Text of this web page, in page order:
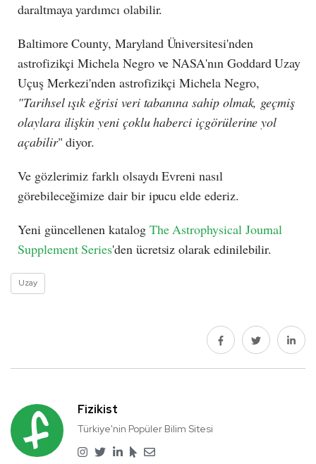
daraltmaya yardımcı olabilir.
Baltimore County, Maryland Üniversitesi'nden
astrofizikçi Michela Negro ve NASA'nın Goddard Uzay
Uçuş Merkezi'nden astrofizikçi Michela Negro,
"Tarihsel ışık eğrisi veri tabanına sahip olmak, geçmiş
olaylara ilişkin yeni çoklu haberci içgörülerine yol
açabilir" diyor.
Ve gözlerimiz farklı olsaydı Evreni nasıl
görebileceğimize dair bir ipucu elde ederiz.
Yeni güncellenen katalog The Astrophysical Journal
Supplement Series'den ücretsiz olarak edinilebilir.
Uzay
Fizikist
Türkiye'nin Popüler Bilim Sitesi